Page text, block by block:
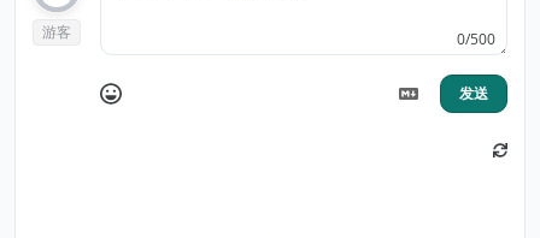
游客 0/500
发送